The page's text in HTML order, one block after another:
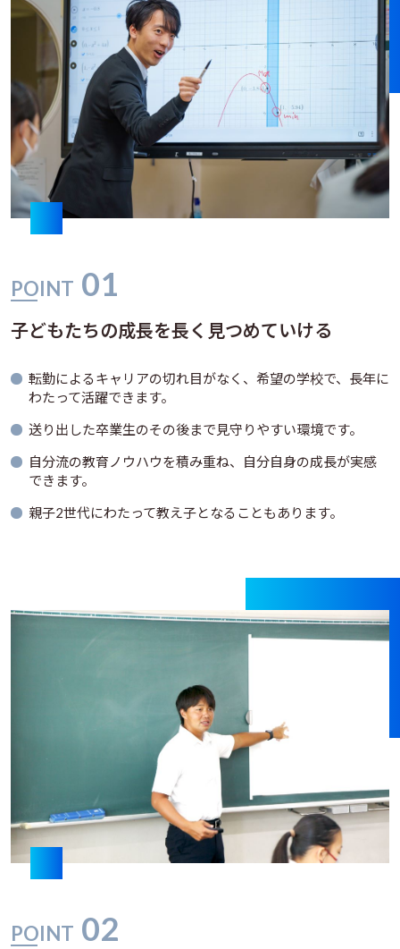
POINT 01
子どもたちの成長を長く見つめていける
転勤によるキャリアの切れ目がなく、希望の学校で、長年に
わたって活躍できます。
送り出した卒業生のその後まで見守りやすい環境です。
自分流の教育ノウハウを積み重ね、自分自身の成長が実感
できます。
親子2世代にわたって教え子となることもあります。
POINT 02